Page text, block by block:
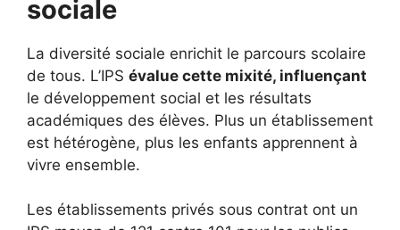
sociale
La diversité sociale enrichit le parcours scolaire
de tous. L’IPS évalue cette mixité, influençant
le développement social et les résultats
académiques des élèves. Plus un établissement
est hétérogène, plus les enfants apprennent à
vivre ensemble.
Les établissements privés sous contrat ont un